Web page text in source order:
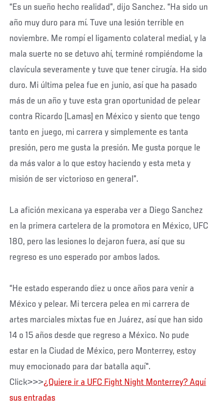
“Es un sueño hecho realidad”, dijo Sanchez. “Ha sido un
año muy duro para mí. Tuve una lesión terrible en
noviembre. Me rompí el ligamento colateral medial, y la
mala suerte no se detuvo ahí, terminé rompiéndome la
clavícula severamente y tuve que tener cirugía. Ha sido
duro. Mi última pelea fue en junio, así que ha pasado
más de un año y tuve esta gran oportunidad de pelear
contra Ricardo [Lamas] en México y siento que tengo
tanto en juego, mi carrera y simplemente es tanta
presión, pero me gusta la presión. Me gusta porque le
da más valor a lo que estoy haciendo y esta meta y
misión de ser victorioso en general”.
La afición mexicana ya esperaba ver a Diego Sanchez
en la primera cartelera de la promotora en México, UFC
180, pero las lesiones lo dejaron fuera, así que su
regreso es uno esperado por ambos lados.
“He estado esperando diez u once años para venir a
México y pelear. Mi tercera pelea en mi carrera de
artes marciales mixtas fue en Juárez, así que han sido
14 o 15 años desde que regreso a México. No pude
estar en la Ciudad de México, pero Monterrey, estoy
muy emocionado para dar batalla aquí".
Click>>>¿Quiere ir a UFC Fight Night Monterrey? Aquí
sus entradas